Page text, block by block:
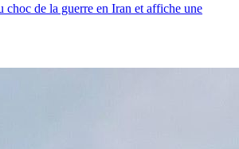
choc de la guerre en Iran et affiche une